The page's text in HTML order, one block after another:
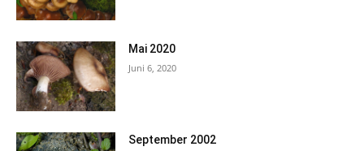
Mai 2020
Juni 6, 2020
September 2002